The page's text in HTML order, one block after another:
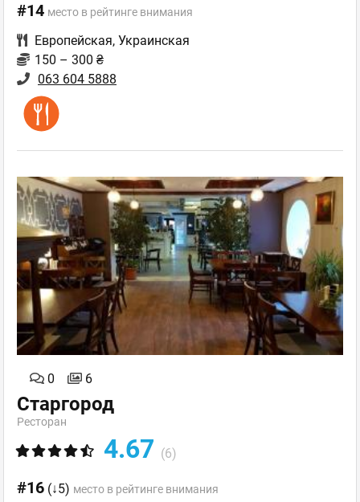
#14 место в рейтинге внимания
Европейская, Украинская
150 – 300 ₴
063 604 5888
0 6
Старгород
Ресторан
4.67 (6)
#16 (↓5) место в рейтинге внимания